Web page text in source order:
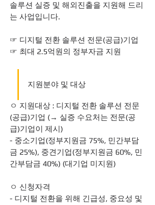
솔루션 실증 및 해외진출을 지원해 드리
는 사업입니다.
☞ 디지털 전환 솔루션 전문(공급)기업
☞ 최대 2.5억원의 정부자금 지원
지원분야 및 대상
ㅇ 지원대상 : 디지털 전환 솔루션 전문
(공급)기업 (→ 실증 수요처는 전문(공
급)기업이 제시)
- 중소기업(정부지원금 75%, 민간부담
금 25%), 중견기업(정부지원금 60%, 민
간부담금 40%) (대기업 미지원)
ㅇ 신청자격
- 디지털 전환을 위해 긴급성, 중요성 및